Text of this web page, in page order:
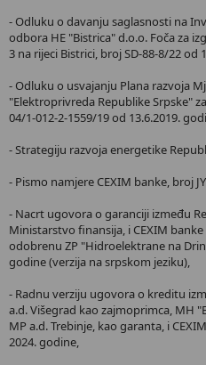
- Odluku o davanju saglasnosti na
odbora HE "Bistrica" d.o.o. Foča za
3 na rijeci Bistrici, broj SD-88-8/22 od
- Odluku o usvajanju Plana razvoja
"Elektroprivreda Republike Srpske"
04/1-012-2-1559/19 od 13.6.2019.
- Strategiju razvoja energetike
- Pismo namjere CEXIM banke, broj
- Nacrt ugovora o garanciji između
Ministarstvo finansija, i CEXIM
odobrenu ZP "Hidroelektrane na
godine (verzija na srpskom jeziku),
- Radnu verziju ugovora o kreditu
a.d. Višegrad kao zajmoprimca, MH
MP a.d. Trebinje, kao garanta, i
2024. godine,